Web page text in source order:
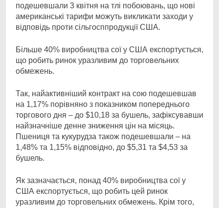
подешевшали 3 квітня на тлі побоювань, що нові
американські тарифи можуть викликати заходи у
відповідь проти сільгосппродукції США.
Більше 40% виробництва сої у США експортується,
що робить ринок уразливим до торговельних
обмежень.
Так, найактивніший контракт на сою подешевшав
на 1,17% порівняно з показником попереднього
торгового дня – до $10,18 за бушель, зафіксувавши
найзначніше денне зниження цін на місяць.
Пшениця та кукурудза також подешевшали – на
1,48% та 1,15% відповідно, до $5,31 та $4,53 за
бушель.
Як зазначається, понад 40% виробництва сої у
США експортується, що робить цей ринок
уразливим до торговельних обмежень. Крім того,